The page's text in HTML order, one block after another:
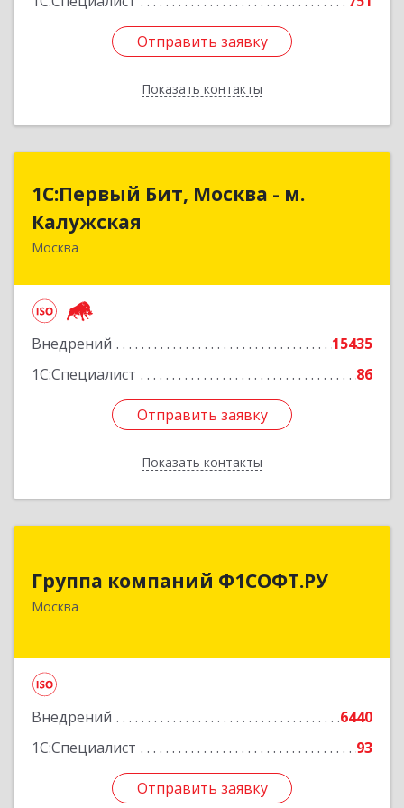
Отправить заявку
Показать контакты
Отправить заявку
Назад
1С:Первый Бит, Москва - м.
Калужская
Москва
Внедрений
15435
1С:Специалист
86
Отправить заявку
Показать контакты
1С:Первый Бит, Москва - м.
Калужская
109147, Москва г, Воронцовская ул, дом № 35А,
Отправить заявку
Назад
Группа компаний Ф1СОФТ.РУ
Москва
Внедрений
6440
1С:Специалист
93
Отправить заявку
101000, Москва г, Лубянский проезд, дом №
Подробнее
Отправить заявку